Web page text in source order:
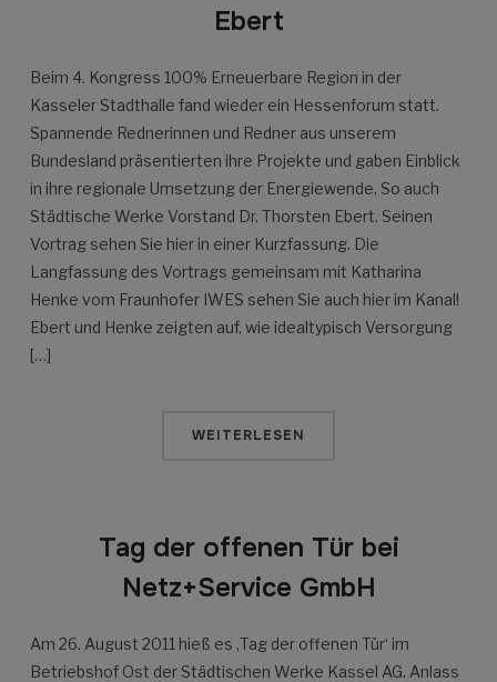
Ebert
Beim 4. Kongress 100% Erneuerbare Region in der
Kasseler Stadthalle fand wieder ein Hessenforum statt.
Spannende Rednerinnen und Redner aus unserem
Bundesland präsentierten ihre Projekte und gaben Einblick
in ihre regionale Umsetzung der Energiewende. So auch
Städtische Werke Vorstand Dr. Thorsten Ebert. Seinen
Vortrag sehen Sie hier in einer Kurzfassung. Die
Langfassung des Vortrags gemeinsam mit Katharina
Henke vom Fraunhofer IWES sehen Sie auch hier im Kanal!
Ebert und Henke zeigten auf, wie idealtypisch Versorgung
[…]
WEITERLESEN
Tag der offenen Tür bei
Netz+Service GmbH
Am 26. August 2011 hieß es ‚Tag der offenen Tür‘ im
Betriebshof Ost der Städtischen Werke Kassel AG. Anlass